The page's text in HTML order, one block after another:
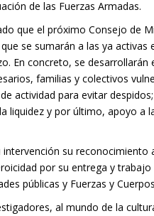
de las Fuerzas Armadas.
que el próximo Consejo de
se sumarán a las ya activas
En concreto, se
familias y colectivos
actividad para evitar
liquidez y por último, apoyo a
intervención su reconocimiento
por su entrega y
públicas y Fuerzas y
al mundo de la